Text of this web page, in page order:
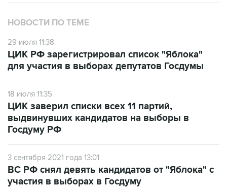
НОВОСТИ ПО ТЕМЕ
29 июля 11:38
ЦИК РФ зарегистрировал список "Яблока"
для участия в выборах депутатов Госдумы
18 июля 11:35
ЦИК заверил списки всех 11 партий,
выдвинувших кандидатов на выборы в
Госдуму РФ
3 сентября 2021 года 13:01
ВС РФ снял девять кандидатов от "Яблока" с
участия в выборах в Госдуму